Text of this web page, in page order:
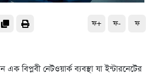
ফ+ ফ- ফ
বিপ্লবী নেটওয়ার্ক ব্যবস্থা যা ইন্টারনেটের